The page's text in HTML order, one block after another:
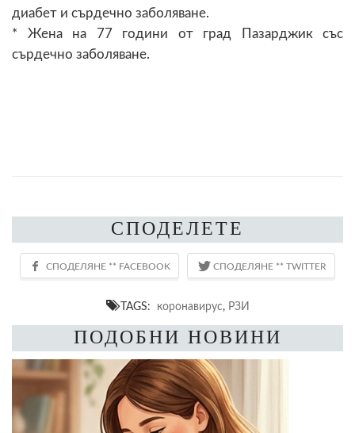
диабет и сърдечно заболяване.
* Жена на 77 години от град Пазарджик със
сърдечно заболяване.
СПОДЕЛЕТЕ
TAGS: коронавирус, РЗИ
ПОДОБНИ НОВИНИ